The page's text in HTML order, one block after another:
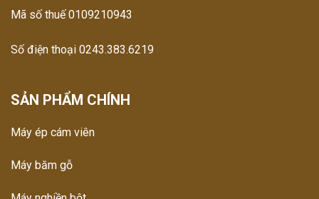
Mã số thuế 0109210943
Số điện thoại 0243.383.6219
SẢN PHẨM CHÍNH
Máy ép cám viên
Máy băm gỗ